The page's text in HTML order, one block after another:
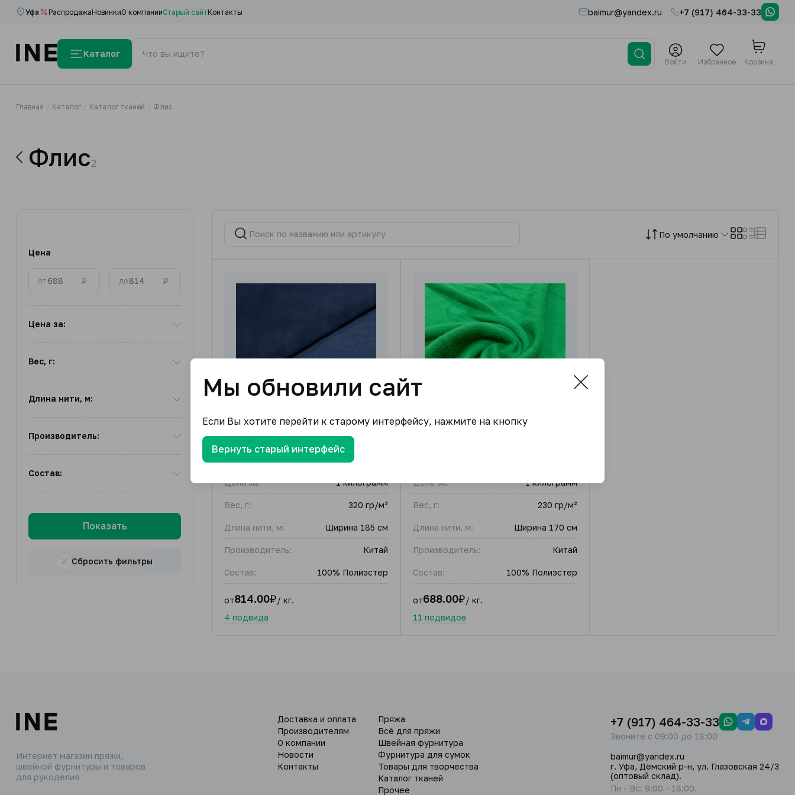
Уфа РаспродажаНовинкиО компанииСтарый сайтКонтакты baimur@yandex.ru +7 (917) 464-33-33
Каталог
Войти Избранное Корзина
Главная Каталог Каталог тканей Флис
Флис2
Цена
от ₽ до ₽
Цена за:
Вес, г:
Длина нити, м:
Производитель:
Состав:
Показать
Сбросить фильтры
По умолчанию
Флис двусторонний 320 гр/м²
Цена за: 1 килограмм
Вес, г: 320 гр/м²
Длина нити, м: Ширина 185 см
Производитель: Китай
Состав: 100% Полиэстер
от814.00₽/ кг.
4 подвида
Цена за: 1 килограмм
Вес, г: 230 гр/м²
Длина нити, м: Ширина 170 см
Производитель: Китай
Состав: 100% Полиэстер
от688.00₽/ кг.
11 подвидов
Интернет магазин пряжи,
швейной фурнитуры и товаров
для рукоделия
Доставка и оплата
Производителям
О компании
Новости
Контакты
Пряжа
Всё для пряжи
Швейная фурнитура
Фурнитура для сумок
Товары для творчества
Каталог тканей
Прочее
+7 (917) 464-33-33
Звоните с 09:00 до 18:00
baimur@yandex.ru
г. Уфа, Дёмский р-н, ул. Глазовская 24/3
(оптовый склад).
Пн - Вс: 9:00 - 18:00.
Мы обновили сайт
Если Вы хотите перейти к старому интерфейсу, нажмите на кнопку
Вернуть старый интерфейс